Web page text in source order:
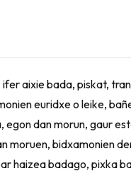
ifer aixie bada, piskat,
euridxe o leike,
egon dan morun, gaur
moruen, bidxamonien
haizea badago, pixka